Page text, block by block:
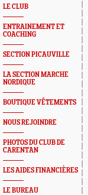
LE CLUB
ENTRAINEMENT ET
COACHING
SECTION PICAUVILLE
LA SECTION MARCHE
NORDIQUE
BOUTIQUE VÊTEMENTS
NOUS REJOINDRE
PHOTOS DU CLUB DE
CARENTAN
LES AIDES FINANCIÈRES
LE BUREAU